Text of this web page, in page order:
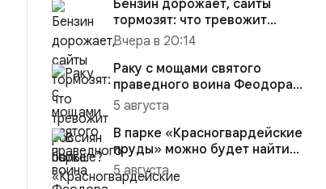
Бензин дорожает, сайты
тормозят: что тревожит
россиян больше?
Вчера в 20:14
Раку с мощами святого
праведного воина Феодора
Ушакова доставили в
Кафедраль...
5 августа
В парке «Красногвардейские
пруды» можно будет найти
настоящего друга
5 августа